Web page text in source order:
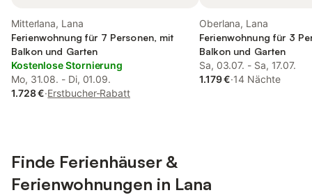
Mitterlana, Lana
Ferienwohnung für 7 Personen, mit
Balkon und Garten
Kostenlose Stornierung
Mo, 31.08. - Di, 01.09.
1.728 €·Erstbucher-Rabatt
Oberlana, Lana
Ferienwohnung für 3
Balkon und Garten
Sa, 03.07. - Sa, 17.07.
1.179 €·14 Nächte
Finde Ferienhäuser &
Ferienwohnungen in Lana